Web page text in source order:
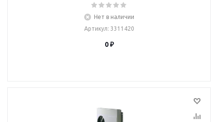
Нет в наличии
Артикул: 3311420
0 ₽